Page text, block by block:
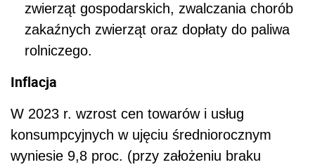
zwierząt gospodarskich, zwalczania chorób
zakaźnych zwierząt oraz dopłaty do paliwa
rolniczego.
Inflacja
W 2023 r. wzrost cen towarów i usług
konsumpcyjnych w ujęciu średniorocznym
wyniesie 9,8 proc. (przy założeniu braku